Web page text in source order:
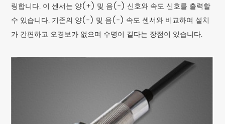
링합니다. 이 센서는 양(+) 및 음(-) 신호와 속도 신호를 출력할
수 있습니다. 기존의 양(-) 및 음(-) 속도 센서와 비교하여 설치
가 간편하고 오경보가 없으며 수명이 길다는 장점이 있습니다.